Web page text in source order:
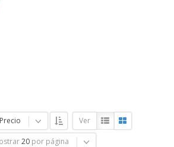
Precio Ver
20 por página